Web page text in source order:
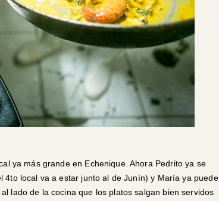
ya más grande en Echenique. Ahora Pedrito ya se
local va a estar junto al de Junín) y María ya puede
lado de la cocina que los platos salgan bien servidos